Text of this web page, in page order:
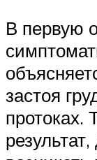
В первую
застоя
протоках.